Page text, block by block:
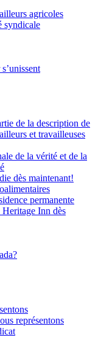
agricoles
syndicale
de la description de
et travailleuses
de la vérité et de la
dès maintenant!
permanente
Inn dès
représentons